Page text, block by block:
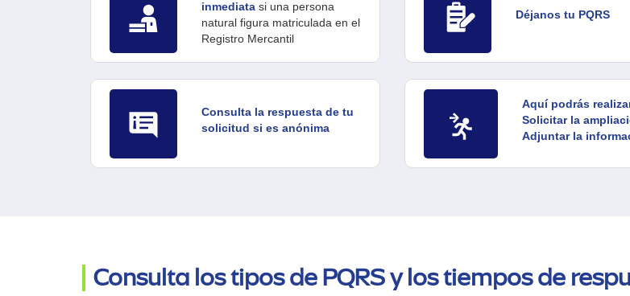
inmediata si una persona
natural figura matriculada en el
Registro Mercantil
Déjanos tu PQRS
Consulta la respuesta de tu
solicitud si es anónima
Aquí podrás
Solicitar la
Adjuntar la
Consulta los tipos de PQRS y los tiempos de